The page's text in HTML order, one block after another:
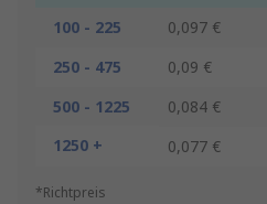
100 - 225
0,097 €
250 - 475
0,09 €
500 - 1225
0,084 €
1250 +
0,077 €
*Richtpreis